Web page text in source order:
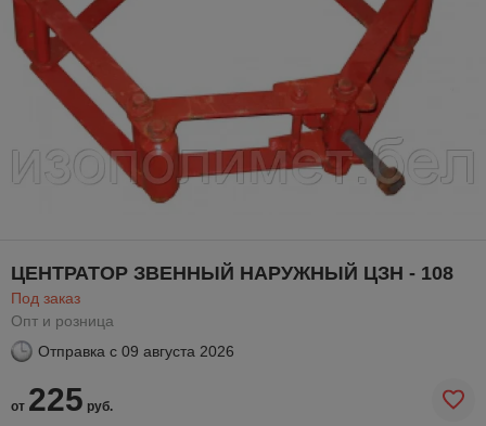
ЦЕНТРАТОР ЗВЕННЫЙ НАРУЖНЫЙ ЦЗН - 108
Под заказ
Опт и розница
Отправка с 09 августа 2026
от 225 руб.